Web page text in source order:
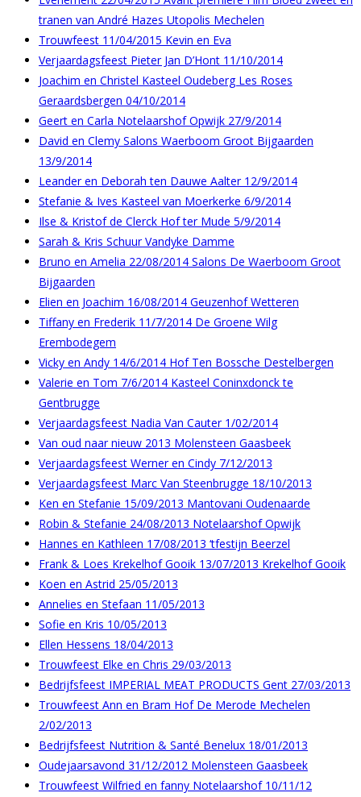
tranen van André Hazes Utopolis Mechelen
Trouwfeest 11/04/2015 Kevin en Eva
Verjaardagsfeest Pieter Jan D’Hont 11/10/2014
Joachim en Christel Kasteel Oudeberg Les Roses
Geraardsbergen 04/10/2014
Geert en Carla Notelaarshof Opwijk 27/9/2014
David en Clemy Salons Waerboom Groot Bijgaarden
13/9/2014
Leander en Deborah ten Dauwe Aalter 12/9/2014
Stefanie & Ives Kasteel van Moerkerke 6/9/2014
Ilse & Kristof de Clerck Hof ter Mude 5/9/2014
Sarah & Kris Schuur Vandyke Damme
Bruno en Amelia 22/08/2014 Salons De Waerboom Groot
Bijgaarden
Elien en Joachim 16/08/2014 Geuzenhof Wetteren
Tiffany en Frederik 11/7/2014 De Groene Wilg
Erembodegem
Vicky en Andy 14/6/2014 Hof Ten Bossche Destelbergen
Valerie en Tom 7/6/2014 Kasteel Coninxdonck te
Gentbrugge
Verjaardagsfeest Nadia Van Cauter 1/02/2014
Van oud naar nieuw 2013 Molensteen Gaasbeek
Verjaardagsfeest Werner en Cindy 7/12/2013
Verjaardagsfeest Marc Van Steenbrugge 18/10/2013
Ken en Stefanie 15/09/2013 Mantovani Oudenaarde
Robin & Stefanie 24/08/2013 Notelaarshof Opwijk
Hannes en Kathleen 17/08/2013 ‘tfestijn Beerzel
Frank & Loes Krekelhof Gooik 13/07/2013 Krekelhof Gooik
Koen en Astrid 25/05/2013
Annelies en Stefaan 11/05/2013
Sofie en Kris 10/05/2013
Ellen Hessens 18/04/2013
Trouwfeest Elke en Chris 29/03/2013
Bedrijfsfeest IMPERIAL MEAT PRODUCTS Gent 27/03/2013
Trouwfeest Ann en Bram Hof De Merode Mechelen
2/02/2013
Bedrijfsfeest Nutrition & Santé Benelux 18/01/2013
Oudejaarsavond 31/12/2012 Molensteen Gaasbeek
Trouwfeest Wilfried en fanny Notelaarshof 10/11/12